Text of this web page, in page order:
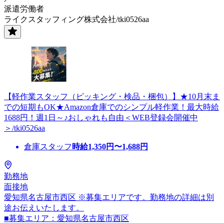
派遣労働者
ライクスタッフィング株式会社/tki0526aa
【軽作業スタッフ（ピッキング・検品・梱包）】★10月末ま
での短期もOK★Amazon倉庫でのシンプル軽作業！最大時給
1688円！週1日～♪おしゃれも自由＜WEB登録会開催中
＞/tki0526aa
倉庫スタッフ 時給1,350円〜1,688円
勤務地
面接地
愛知県名古屋市西区 ※募集エリアです。勤務地の詳細は別
途お伝えいたします。
■募集エリア：愛知県名古屋市西区